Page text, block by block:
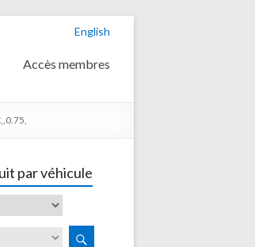
English
Accès membres
par véhicule